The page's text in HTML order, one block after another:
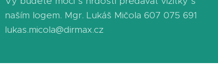
naším logem. Mgr. Lukáš Mičola 607 075 691
lukas.micola@dirmax.cz